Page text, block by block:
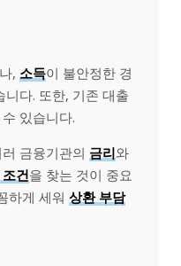
, 소득이 불안정한 경
니다. 또한, 기존 대출
있습니다.
금융기관의 금리와
건을 찾는 것이 중요
하게 세워 상환 부담